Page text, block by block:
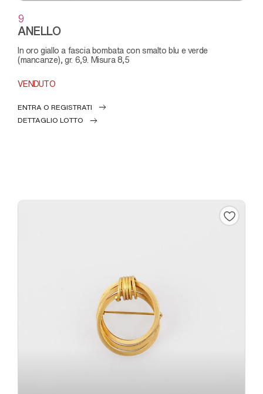
9
ANELLO
in oro giallo a fascia bombata con smalto blu e verde
(mancanze), gr. 6,9. Misura 8,5
VENDUTO
ENTRA O REGISTRATI
DETTAGLIO LOTTO